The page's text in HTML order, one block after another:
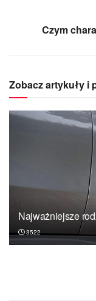
Czym
Zobacz artykuły i
Najważniejsze
3522